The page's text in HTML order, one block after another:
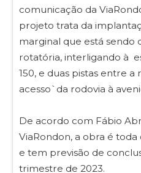
comunicação da
projeto trata da
marginal que está sendo
rotatória, interligando à
150, e duas pistas entre
acesso`da rodovia à
De acordo com Fábio
ViaRondon, a obra é
e tem previsão de
trimestre de 2023.